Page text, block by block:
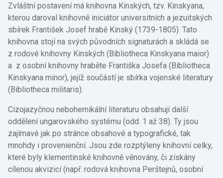
Zvláštní postavení má knihovna Kinských, tzv. Kinskyana,
kterou daroval knihovně iniciátor universitních a jezuitských
sbírek František Josef hrabě Kinský (1739-1805). Tato
knihovna stojí na svých původních signaturách a skládá se
z rodové knihovny Kinských (Bibliotheca Kinskyana maior)
a z osobní knihovny hraběte Františka Josefa (Bibliotheca
Kinskyana minor), jejíž součástí je sbírka vojenské literatury
(Bibliotheca militaris).
Cizojazyčnou nebohemikální literaturu obsahují další
oddělení ungarovského systému (odd. 1 až 38). Ty jsou
zajímavé jak po stránce obsahové a typografické, tak
mnohdy i provenienční. Jsou zde rozptýleny knihovní celky,
které byly klementinské knihovně věnovány, či získány
cílenou akvizicí (např. rodová knihovna Perštejnů, osobní